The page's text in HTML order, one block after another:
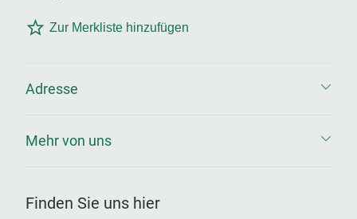
Zur Merkliste hinzufügen
Adresse
Mehr von uns
Finden Sie uns hier